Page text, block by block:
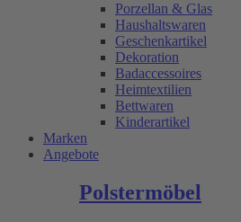
Porzellan & Glas
Haushaltswaren
Geschenkartikel
Dekoration
Badaccessoires
Heimtextilien
Bettwaren
Kinderartikel
Marken
Angebote
Polstermöbel